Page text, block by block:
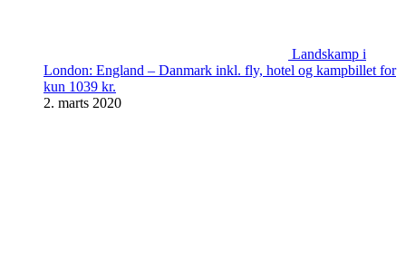
Landskamp i
London: England – Danmark inkl. fly, hotel og kampbillet for
kun 1039 kr.
2. marts 2020